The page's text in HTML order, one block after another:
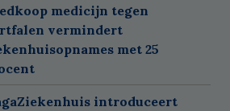
medicijn tegen
vermindert
met 25
introduceert